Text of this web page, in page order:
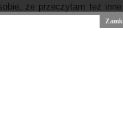
że przeczytam też inne
kolejnej książki autorki i
okazała się równie dobrą
W miasteczku, w którym
magią i pięknymi ozdobami
i cieszą oczy pięknymi
mieszkańców postanowi
Przecież święta to czas
i przywrócić równowagę w